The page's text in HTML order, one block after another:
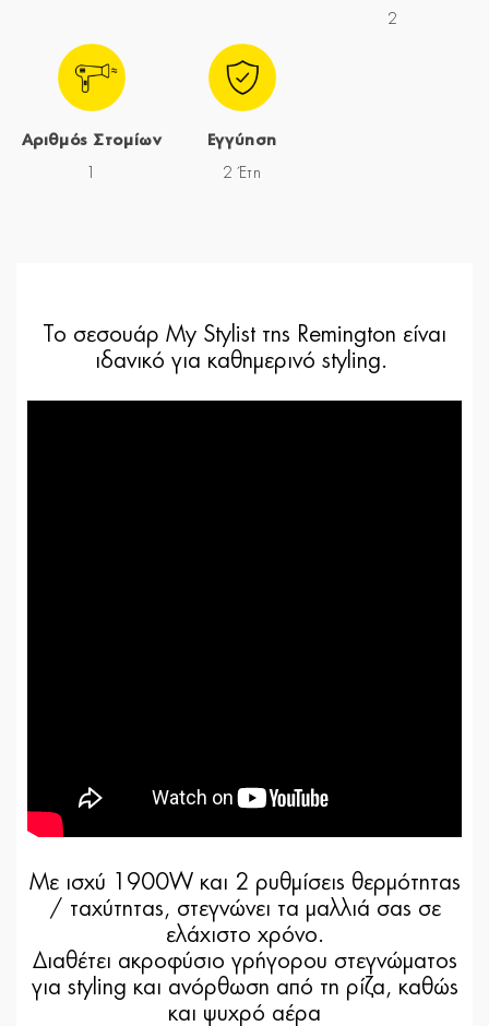
2
Αριθμός Στομίων Εγγύηση
2 Έτη
Το σεσουάρ My Stylist της Remington είναι
ιδανικό για καθημερινό styling.
Με ισχύ 1900W και 2 ρυθμίσεις θερμότητας
/ ταχύτητας, στεγνώνει τα μαλλιά σας σε
ελάχιστο χρόνο.
Διαθέτει ακροφύσιο γρήγορου στεγνώματος
για styling και ανόρθωση από τη ρίζα, καθώς
και ψυχρό αέρα